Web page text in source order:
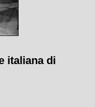
italiana di